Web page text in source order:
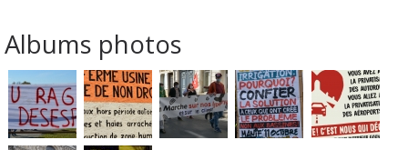
Albums photos